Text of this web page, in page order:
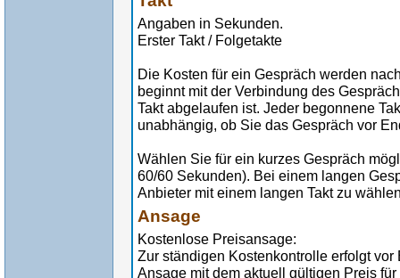
Angaben in Sekunden.
Erster Takt / Folgetakte
Die Kosten für ein Gespräch werden
beginnt mit der Verbindung des
Takt abgelaufen ist. Jeder begonnene
unabhängig, ob Sie das Gespräch vor
Wählen Sie für ein kurzes Gespräch
60/60 Sekunden). Bei einem langen
Anbieter mit einem langen Takt zu
Ansage
Kostenlose Preisansage:
Zur ständigen Kostenkontrolle erfolgt
Ansage mit dem aktuell gültigen Preis